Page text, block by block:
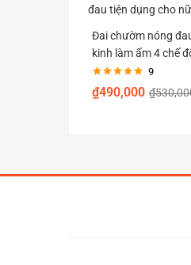
Đai chườm nóng
kinh làm ấm 4 chế
sạc USB giúp giảm
dụng cho nữ
Được xếp
hạng5.005
9
₫490,000 ₫